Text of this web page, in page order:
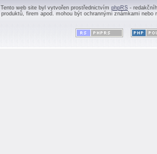
Tento web site byl vytvořen prostřednictvím phpRS -
produktů, firem apod. mohou být ochrannými známkami